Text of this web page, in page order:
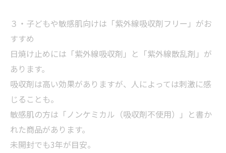
３・子どもや敏感肌向けは「紫外線吸収剤フリー」がお
すすめ
日焼け止めには「紫外線吸収剤」と「紫外線散乱剤」が
あります。
吸収剤は高い効果がありますが、人によっては刺激に感
じることも。
敏感肌の方は「ノンケミカル（吸収剤不使用）」と書か
れた商品があります。
未開封でも3年が目安。